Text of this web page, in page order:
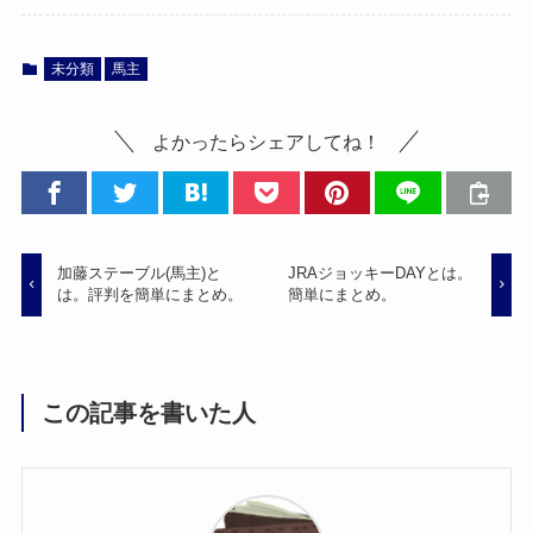
未分類 馬主
よかったらシェアしてね！
加藤ステーブル(馬主)と
は。評判を簡単にまとめ。
JRAジョッキーDAYとは。
簡単にまとめ。
この記事を書いた人